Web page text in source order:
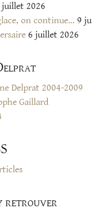
juillet 2026
on continue… 9
6 juillet 2026
Delprat 2004-2009
Gaillard
retrouver